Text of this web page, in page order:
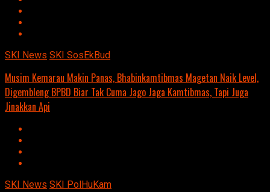
SKI News SKI SosEkBud
Musim Kemarau Makin Panas, Bhabinkamtibmas Magetan Naik Level,
Digembleng BPBD Biar Tak Cuma Jago Jaga Kamtibmas, Tapi Juga
Jinakkan Api
SKI News SKI PolHuKam